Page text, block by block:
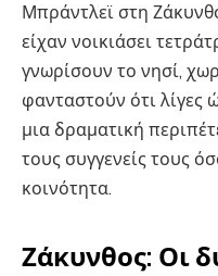
Μπράντλεϊ στη
είχαν νοικιάσει
γνωρίσουν το νησί,
φανταστούν ότι λίγες
μια δραματική
τους συγγενείς τους
κοινότητα.
Ζάκυνθος: Οι